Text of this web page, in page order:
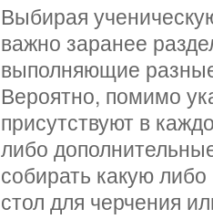
Выбирая
важно заранее
выполняющие
Вероятно, помимо
присутствуют в
либо
собирать какую
стол для черчения